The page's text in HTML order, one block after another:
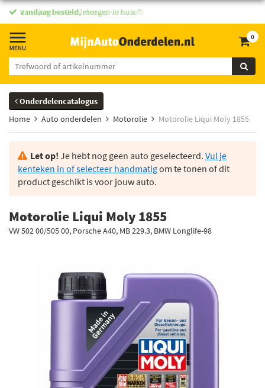
vandaag besteld,morgen in huis *
0
Onderdelencatalogus
Home
Auto onderdelen Motorolie Motorolie Liqui Moly 1855
Let op! Je hebt nog geen auto geselecteerd. Vul je
kenteken in of selecteer handmatigom te tonen of dit
product geschikt is voor jouw auto.
Motorolie Liqui Moly 1855
VW 502 00/505 00, Porsche A40, MB 229.3, BMW Longlife-98